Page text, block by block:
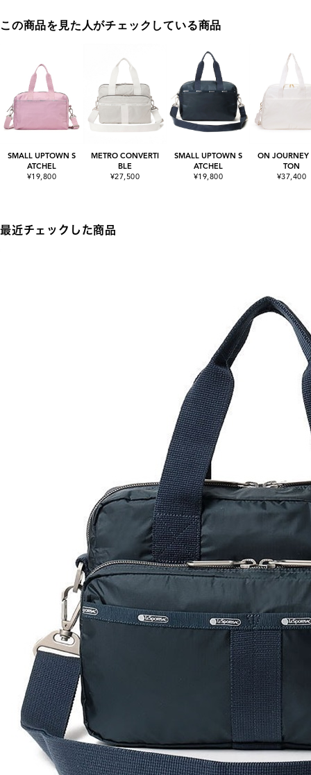
この商品を見た人がチェックしている商品
SMALL UPTOWN S
ATCHEL
¥19,800
METRO CONVERTI
BLE
¥27,500
SMALL UPTOWN S
ATCHEL
¥19,800
ON JOURNEY
TON
¥37,400
最近チェックした商品